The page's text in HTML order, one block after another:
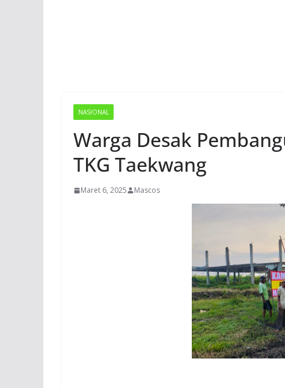
NASIONAL
Warga Desak
TKG Taekwang
Maret 6, 2025 Mascos